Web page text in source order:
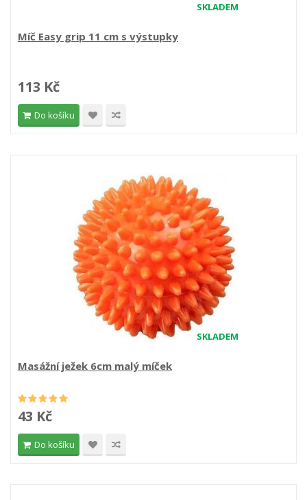
SKLADEM
Míč Easy grip 11 cm s výstupky
113 Kč
Do košíku
SKLADEM
Masážní ježek 6cm malý míček
43 Kč
Do košíku